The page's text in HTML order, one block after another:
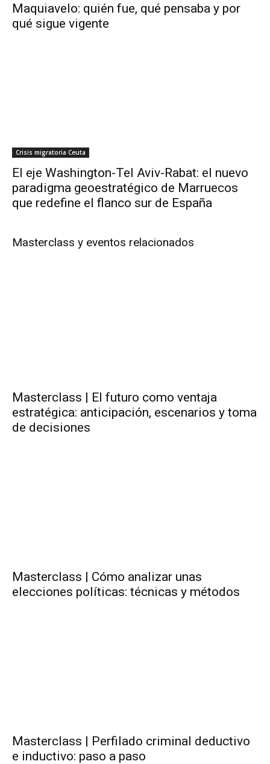
Maquiavelo: quién fue, qué pensaba y por
qué sigue vigente
Crisis migratoria Ceuta
El eje Washington-Tel Aviv-Rabat: el nuevo
paradigma geoestratégico de Marruecos
que redefine el flanco sur de España
Masterclass y eventos relacionados
Masterclass | El futuro como ventaja
estratégica: anticipación, escenarios y toma
de decisiones
Masterclass | Cómo analizar unas
elecciones políticas: técnicas y métodos
Masterclass | Perfilado criminal deductivo
e inductivo: paso a paso